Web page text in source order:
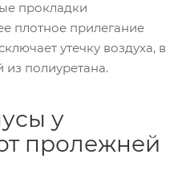
прокладки
плотное прилегание
утечку воздуха, в
из полиуретана.
у
пролежней